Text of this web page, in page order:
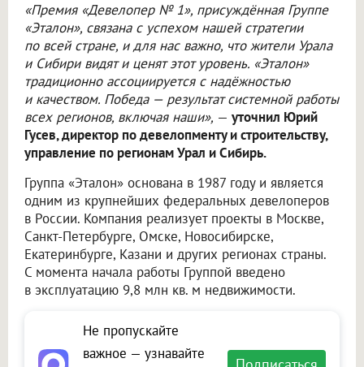
«Премия «Девелопер № 1», присуждённая Группе
«Эталон», связана с успехом нашей стратегии
по всей стране, и для нас важно, что жители Урала
и Сибири видят и ценят этот уровень. «Эталон»
традиционно ассоциируется с надёжностью
и качеством. Победа — результат системной работы
всех регионов, включая наши», — уточнил Юрий
Гусев, директор по девелопменту и строительству,
управление по регионам Урал и Сибирь.
Группа «Эталон» основана в 1987 году и является
одним из крупнейших федеральных девелоперов
в России. Компания реализует проекты в Москве,
Санкт-Петербурге, Омске, Новосибирске,
Екатеринбурге, Казани и других регионах страны.
С момента начала работы Группой введено
в эксплуатацию 9,8 млн кв. м недвижимости.
Не пропускайте
важное — узнавайте